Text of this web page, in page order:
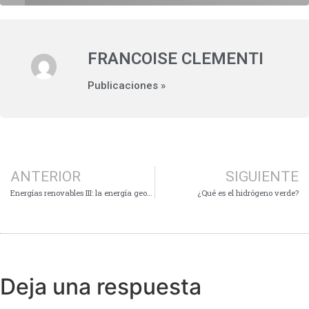
FRANCOISE CLEMENTI
Publicaciones »
ANTERIOR
Energías renovables III: la energía geotérmica
SIGUIENTE
¿Qué es el hidrógeno verde?
Deja una respuesta